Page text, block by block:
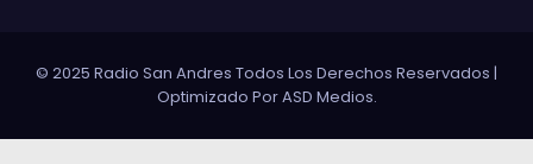
© 2025 Radio San Andres Todos Los Derechos Reservados |
Optimizado PorASD Medios.